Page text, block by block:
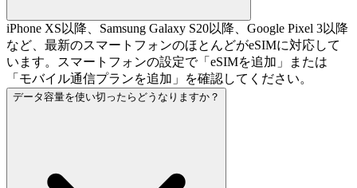
iPhone XS以降、Samsung Galaxy S20以降、Google Pixel 3以降
など、最新のスマートフォンのほとんどがeSIMに対応して
います。スマートフォンの設定で「eSIMを追加」または
「モバイル通信プランを追加」を確認してください。
データ容量を使い切ったらどうなりますか？